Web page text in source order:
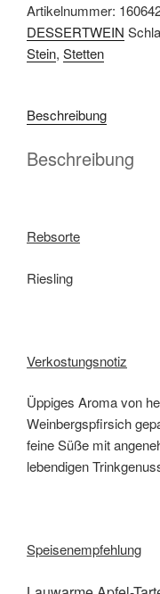
Artikelnummer:
DESSERTWEIN
Stein, Stetten
Beschreibung
Beschreibung
Rebsorte
Riesling
Verkostungsnotiz
Üppiges Aroma von
Weinbergspfirsich
feine Süße mit
lebendigen
Speisenempfehlung